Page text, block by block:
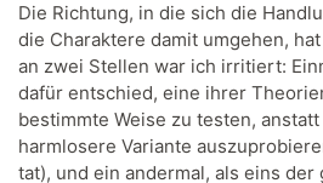
Die Richtung, in die sich die
die Charaktere damit umgehen,
an zwei Stellen war ich irritiert:
dafür entschied, eine ihrer
bestimmte Weise zu testen,
harmlosere Variante
tat), und ein andermal, als eins